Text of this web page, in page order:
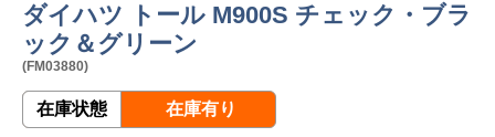
ダイハツ トール M900S チェック・ブラ
ック＆グリーン
(FM03880)
在庫状態 在庫有り